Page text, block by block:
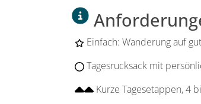
Einfach: Wanderung auf
Tagesrucksack mit
Kurze Tagesetappen, 4